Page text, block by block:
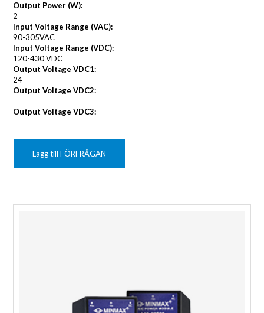
Output Power (W):
2
Input Voltage Range (VAC):
90-305VAC
Input Voltage Range (VDC):
120-430 VDC
Output Voltage VDC1:
24
Output Voltage VDC2:
Output Voltage VDC3:
Lägg till FÖRFRÅGAN